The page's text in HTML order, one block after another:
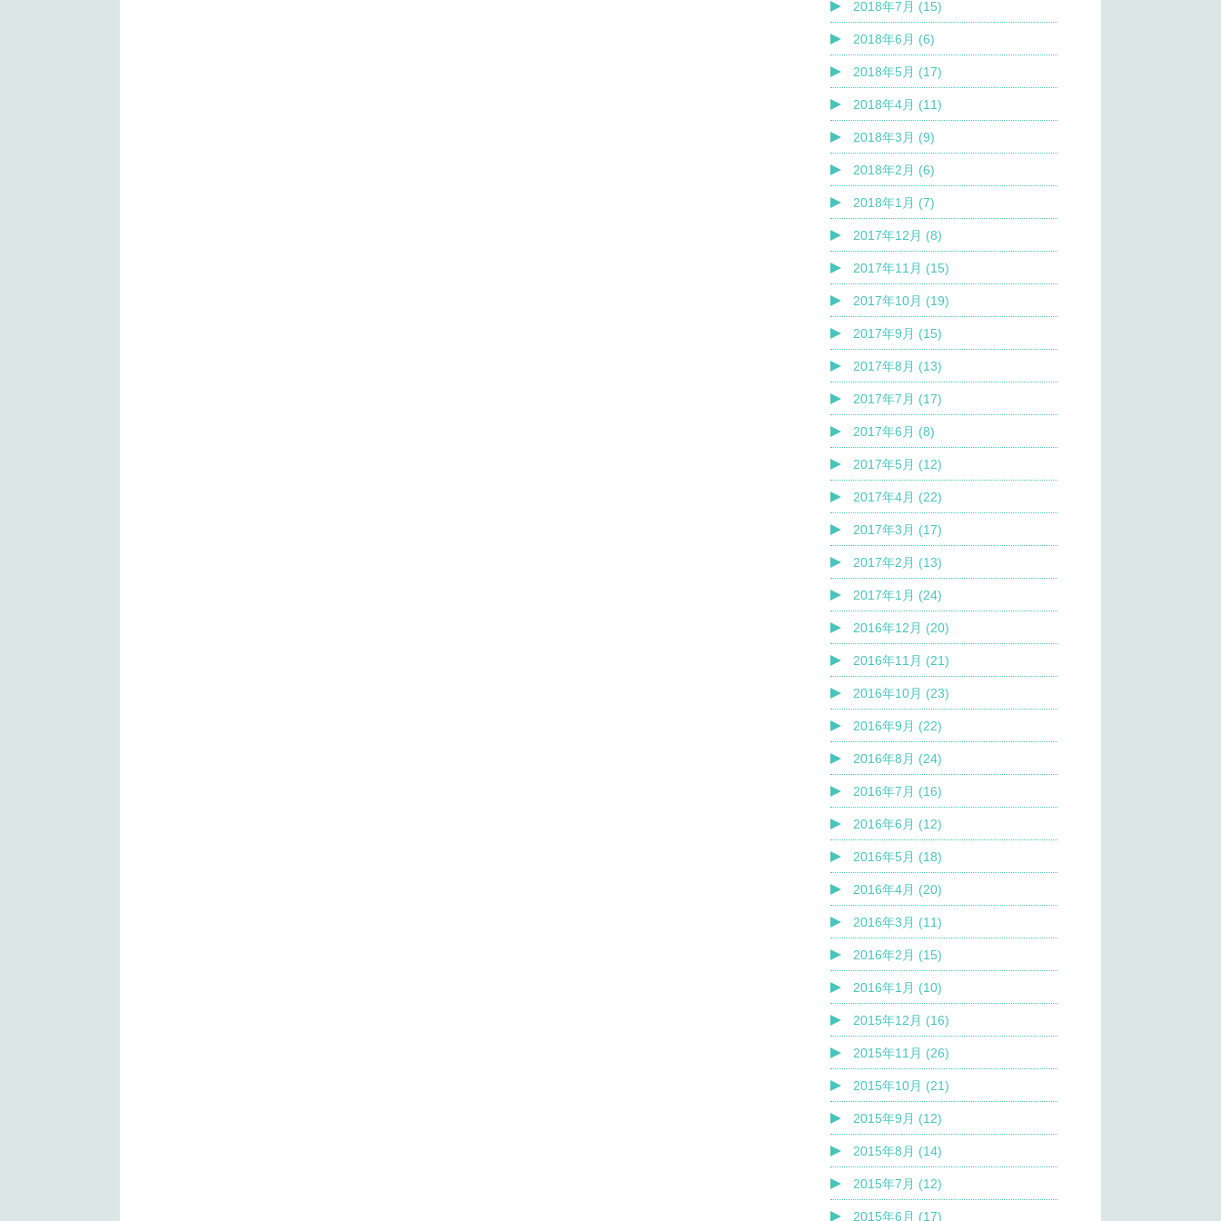
2018年7月 (15)
2018年6月 (6)
2018年5月 (17)
2018年4月 (11)
2018年3月 (9)
2018年2月 (6)
2018年1月 (7)
2017年12月 (8)
2017年11月 (15)
2017年10月 (19)
2017年9月 (15)
2017年8月 (13)
2017年7月 (17)
2017年6月 (8)
2017年5月 (12)
2017年4月 (22)
2017年3月 (17)
2017年2月 (13)
2017年1月 (24)
2016年12月 (20)
2016年11月 (21)
2016年10月 (23)
2016年9月 (22)
2016年8月 (24)
2016年7月 (16)
2016年6月 (12)
2016年5月 (18)
2016年4月 (20)
2016年3月 (11)
2016年2月 (15)
2016年1月 (10)
2015年12月 (16)
2015年11月 (26)
2015年10月 (21)
2015年9月 (12)
2015年8月 (14)
2015年7月 (12)
2015年6月 (17)